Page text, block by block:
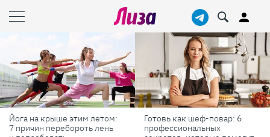
Готовь как шеф-повар: 6
профессиональных
Масштабные приключения:
самые красивые фестивали